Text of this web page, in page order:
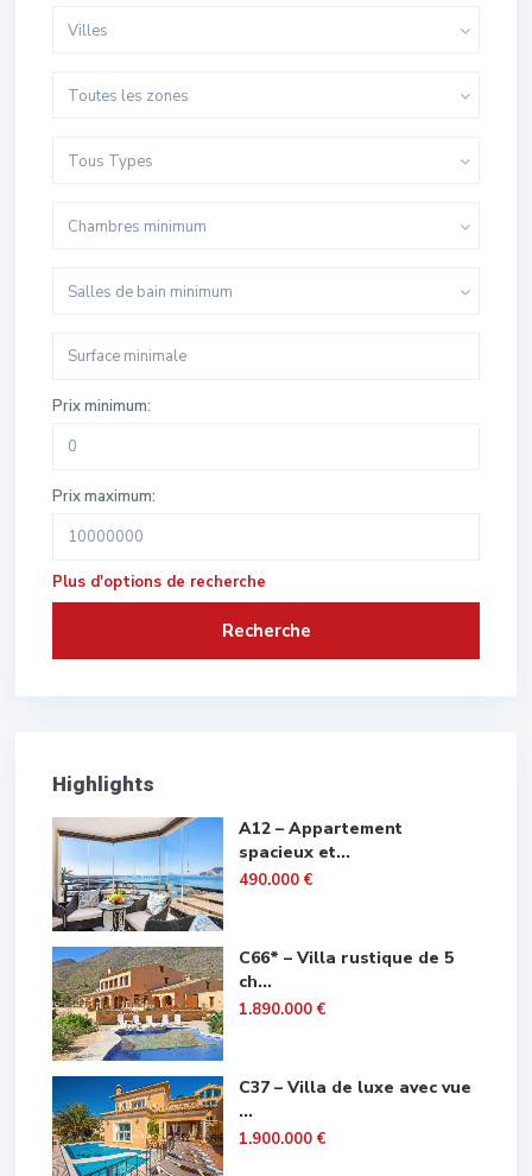
Villes
Toutes les zones
Tous Types
Chambres minimum
Salles de bain minimum
Prix minimum:
Prix maximum:
Plus d'options de recherche
Recherche
Highlights
A12 – Appartement
spacieux et...
490.000 €
C66* – Villa rustique de 5
ch...
1.890.000 €
C37 – Villa de luxe avec vue
...
1.900.000 €